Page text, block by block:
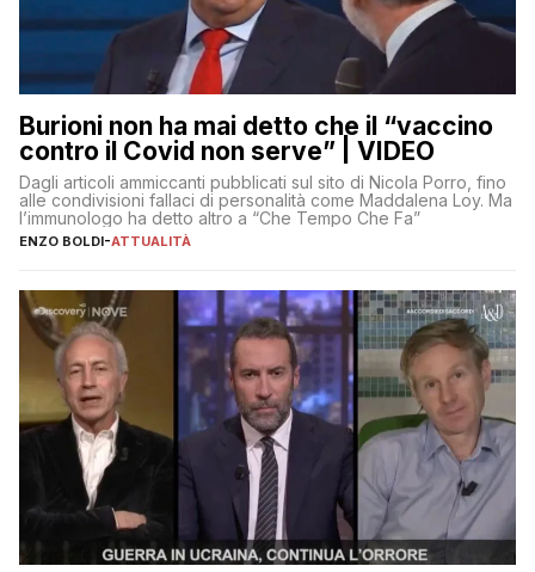
Burioni non ha mai detto che il “vaccino
contro il Covid non serve” | VIDEO
Dagli articoli ammiccanti pubblicati sul sito di Nicola Porro, fino
alle condivisioni fallaci di personalità come Maddalena Loy. Ma
l’immunologo ha detto altro a “Che Tempo Che Fa”
ENZO BOLDI-ATTUALITÀ